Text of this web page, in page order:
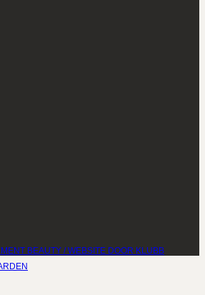
BEAUTY / WEBSITE DOOR KLUBB